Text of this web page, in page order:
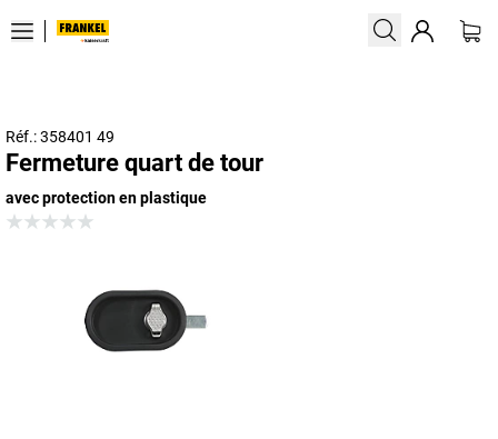
Réf.: 358401 49
Fermeture quart de tour
avec protection en plastique